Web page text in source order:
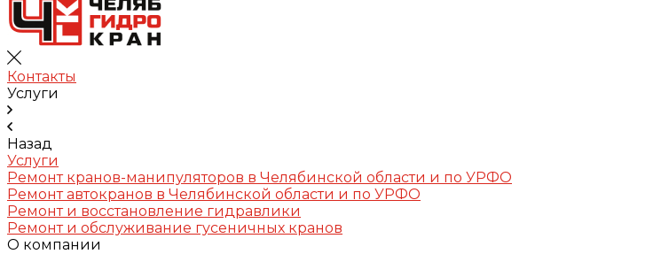
Контакты
Услуги
Назад
Услуги
Ремонт кранов-манипуляторов в Челябинской области и по УРФО
Ремонт автокранов в Челябинской области и по УРФО
Ремонт и восстановление гидравлики
Ремонт и обслуживание гусеничных кранов
О компании